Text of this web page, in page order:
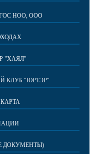
НОО, ООО
"ХАЯЛ"
КЛУБ "ЮРТЭР"
ДОКУМЕНТЫ)